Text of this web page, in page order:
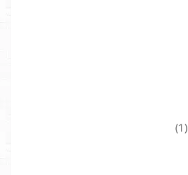
(1)